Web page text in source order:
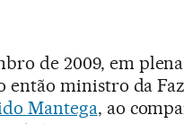
de 2009, em
então ministro da
Mantega, ao